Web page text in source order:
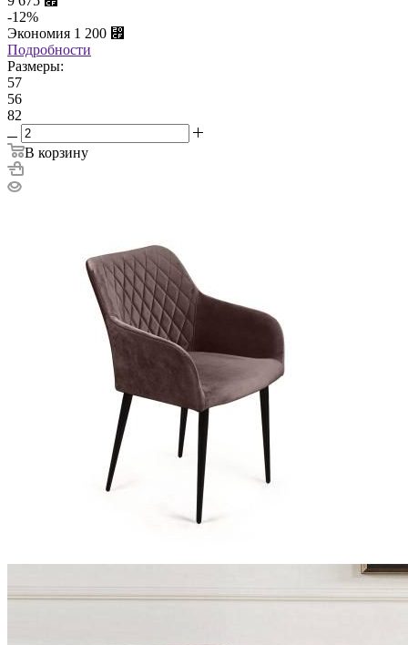
-12%
Экономия 1 200 ⃏
Подробности
Размеры:
57
56
82
В корзину